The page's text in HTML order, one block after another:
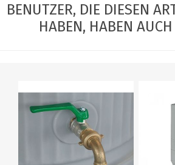
BENUTZER, DIE DIESEN
HABEN, HABEN